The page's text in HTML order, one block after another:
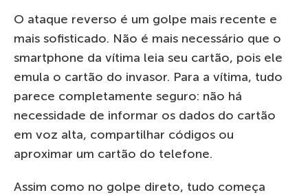
O ataque reverso é um golpe mais recente e
mais sofisticado. Não é mais necessário que o
smartphone da vítima leia seu cartão, pois ele
emula o cartão do invasor. Para a vítima, tudo
parece completamente seguro: não há
necessidade de informar os dados do cartão
em voz alta, compartilhar códigos ou
aproximar um cartão do telefone.
Assim como no golpe direto, tudo começa